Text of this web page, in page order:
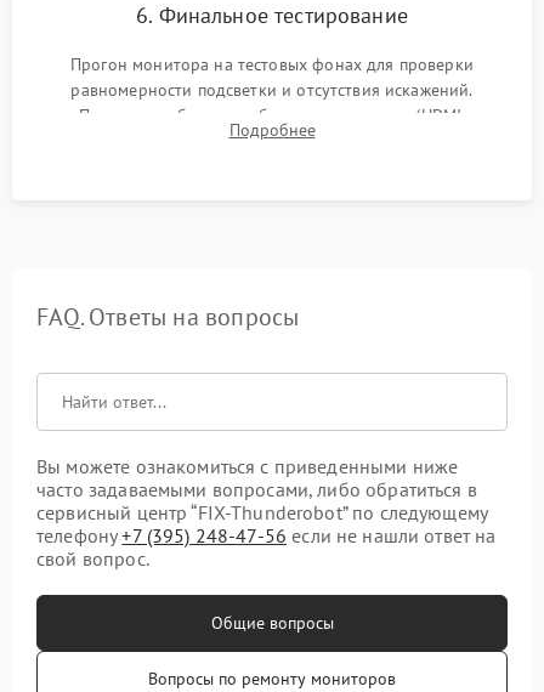
6. Финальное тестирование
Прогон монитора на тестовых фонах для проверки
равномерности подсветки и отсутствия искажений.
Проверка работоспособности всех портов (HDMI,
DisplayPort, VGA) и кнопок управления под нагрузкой в
Подробнее
FAQ. Ответы на вопросы
Вы можете ознакомиться с приведенными ниже
часто задаваемыми вопросами, либо обратиться в
сервисный центр “FIX-Thunderobot” по следующему
телефону+7 (395) 248-47-56 если не нашли ответ на
свой вопрос.
Общие вопросы
Вопросы по ремонту мониторов